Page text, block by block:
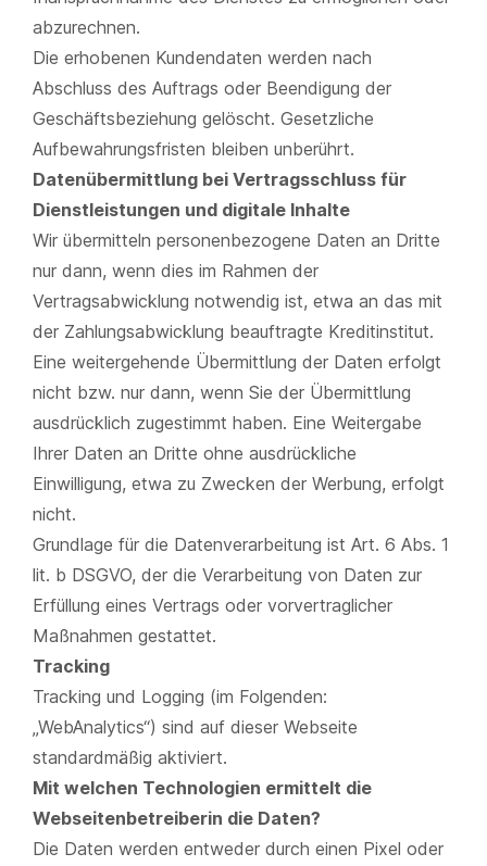
abzurechnen.
Die erhobenen Kundendaten werden nach
Abschluss des Auftrags oder Beendigung der
Geschäftsbeziehung gelöscht. Gesetzliche
Aufbewahrungsfristen bleiben unberührt.
Datenübermittlung bei Vertragsschluss für
Dienstleistungen und digitale Inhalte
Wir übermitteln personenbezogene Daten an Dritte
nur dann, wenn dies im Rahmen der
Vertragsabwicklung notwendig ist, etwa an das mit
der Zahlungsabwicklung beauftragte Kreditinstitut.
Eine weitergehende Übermittlung der Daten erfolgt
nicht bzw. nur dann, wenn Sie der Übermittlung
ausdrücklich zugestimmt haben. Eine Weitergabe
Ihrer Daten an Dritte ohne ausdrückliche
Einwilligung, etwa zu Zwecken der Werbung, erfolgt
nicht.
Grundlage für die Datenverarbeitung ist Art. 6 Abs. 1
lit. b DSGVO, der die Verarbeitung von Daten zur
Erfüllung eines Vertrags oder vorvertraglicher
Maßnahmen gestattet.
Tracking
Tracking und Logging (im Folgenden:
„WebAnalytics“) sind auf dieser Webseite
standardmäßig aktiviert.
Mit welchen Technologien ermittelt die
Webseitenbetreiberin die Daten?
Die Daten werden entweder durch einen Pixel oder